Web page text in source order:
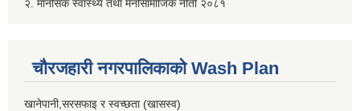
२. मानसिक स्वास्थ्य तथा मनोसामाजिक नीती २०८१
चौरजहारी नगरपालिकाको Wash Plan
खानेपानी,सरसफाइ र स्वच्छता (खासस्व)